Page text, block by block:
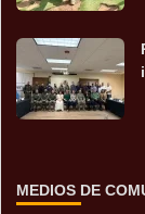
MEDIOS DE